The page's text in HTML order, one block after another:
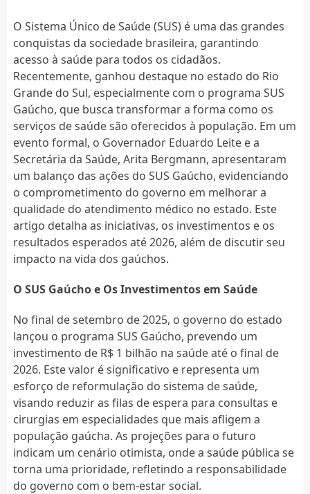
O Sistema Único de Saúde (SUS) é uma das grandes
conquistas da sociedade brasileira, garantindo
acesso à saúde para todos os cidadãos.
Recentemente, ganhou destaque no estado do Rio
Grande do Sul, especialmente com o programa SUS
Gaúcho, que busca transformar a forma como os
serviços de saúde são oferecidos à população. Em um
evento formal, o Governador Eduardo Leite e a
Secretária da Saúde, Arita Bergmann, apresentaram
um balanço das ações do SUS Gaúcho, evidenciando
o comprometimento do governo em melhorar a
qualidade do atendimento médico no estado. Este
artigo detalha as iniciativas, os investimentos e os
resultados esperados até 2026, além de discutir seu
impacto na vida dos gaúchos.
O SUS Gaúcho e Os Investimentos em Saúde
No final de setembro de 2025, o governo do estado
lançou o programa SUS Gaúcho, prevendo um
investimento de R$ 1 bilhão na saúde até o final de
2026. Este valor é significativo e representa um
esforço de reformulação do sistema de saúde,
visando reduzir as filas de espera para consultas e
cirurgias em especialidades que mais afligem a
população gaúcha. As projeções para o futuro
indicam um cenário otimista, onde a saúde pública se
torna uma prioridade, refletindo a responsabilidade
do governo com o bem-estar social.